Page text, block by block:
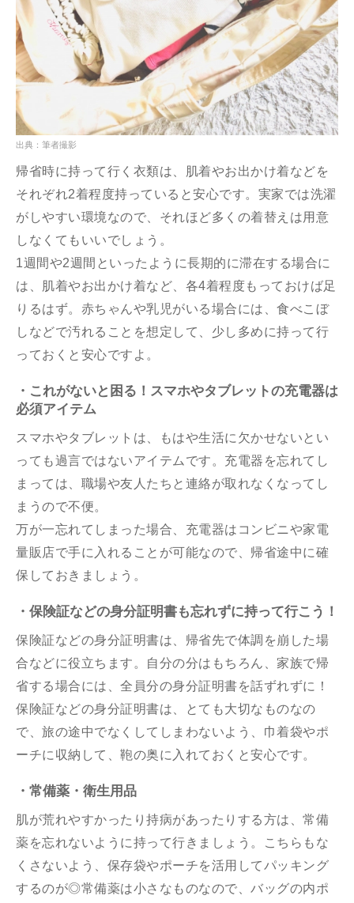
出典：筆者撮影
帰省時に持って行く衣類は、肌着やお出かけ着などを
それぞれ2着程度持っていると安心です。実家では洗濯
がしやすい環境なので、それほど多くの着替えは用意
しなくてもいいでしょう。
1週間や2週間といったように長期的に滞在する場合に
は、肌着やお出かけ着など、各4着程度もっておけば足
りるはず。赤ちゃんや乳児がいる場合には、食べこぼ
しなどで汚れることを想定して、少し多めに持って行
っておくと安心ですよ。
・これがないと困る！スマホやタブレットの充電器は
必須アイテム
スマホやタブレットは、もはや生活に欠かせないとい
っても過言ではないアイテムです。充電器を忘れてし
まっては、職場や友人たちと連絡が取れなくなってし
まうので不便。
万が一忘れてしまった場合、充電器はコンビニや家電
量販店で手に入れることが可能なので、帰省途中に確
保しておきましょう。
・保険証などの身分証明書も忘れずに持って行こう！
保険証などの身分証明書は、帰省先で体調を崩した場
合などに役立ちます。自分の分はもちろん、家族で帰
省する場合には、全員分の身分証明書を話ずれずに！
保険証などの身分証明書は、とても大切なものなの
で、旅の途中でなくしてしまわないよう、巾着袋やポ
ーチに収納して、鞄の奥に入れておくと安心です。
・常備薬・衛生用品
肌が荒れやすかったり持病があったりする方は、常備
薬を忘れないように持って行きましょう。こちらもな
くさないよう、保存袋やポーチを活用してパッキング
するのが◎常備薬は小さなものなので、バッグの内ポ